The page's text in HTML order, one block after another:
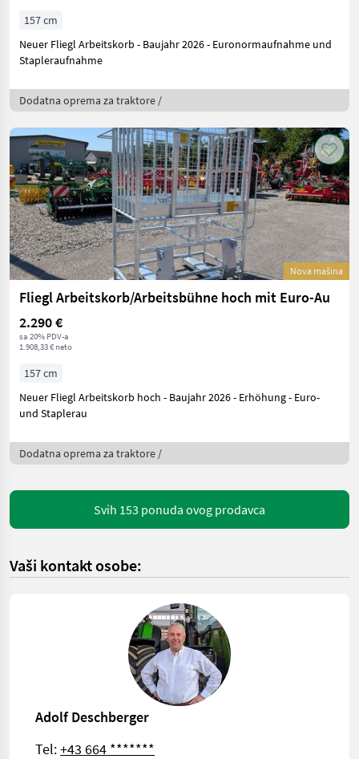
157 cm
Neuer Fliegl Arbeitskorb - Baujahr 2026 - Euronormaufnahme und
Stapleraufnahme
Dodatna oprema za traktore /
Nova mašina
Fliegl Arbeitskorb/Arbeitsbühne hoch mit Euro-Au
2.290 €
sa 20% PDV-a
1.908,33 € neto
157 cm
Neuer Fliegl Arbeitskorb hoch - Baujahr 2026 - Erhöhung - Euro-
und Staplerau
Dodatna oprema za traktore /
Svih 153 ponuda ovog prodavca
Vaši kontakt osobe:
Adolf Deschberger
Tel:+43 664 *******